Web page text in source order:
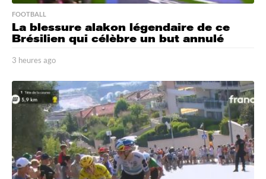
FOOTBALL
La blessure alakon légendaire de ce
Brésilien qui célèbre un but annulé
3 heures ago
e
u
r
e
s
a
g
o